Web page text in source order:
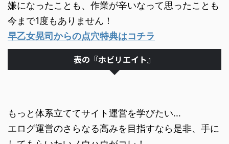
嫌になったことも、作業が辛いなって思ったことも
今まで1度もありません！
早乙女晃司からの点穴特典はコチラ
表の『ホビリエイト』
もっと体系立ててサイト運営を学びたい…
エログ運営のさらなる高みを目指すなら是非、手に